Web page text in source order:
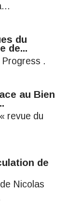
du
de...
Progress .
au Bien
revue du
de
Nicolas